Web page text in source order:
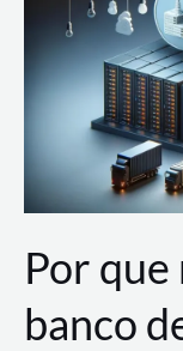
AWS
Por
banco